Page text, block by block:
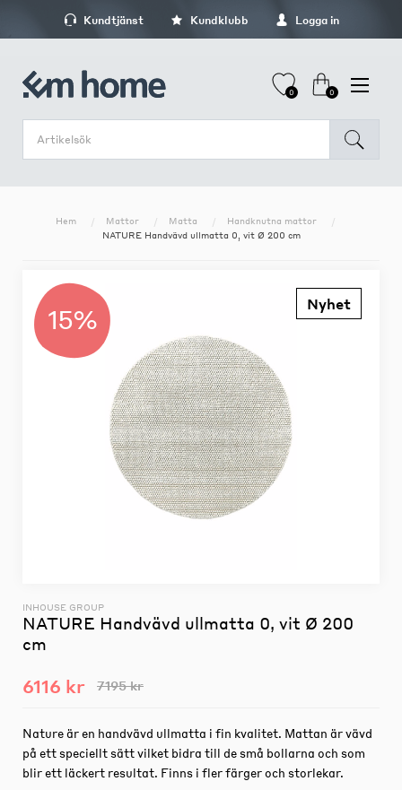
Kundtjänst Kundklubb Logga in
0 0
Hem Mattor Matta
Handknutna mattor
NATURE Handvävd ullmatta 0, vit Ø 200 cm
15% Nyhet
INHOUSE GROUP
NATURE Handvävd ullmatta 0, vit Ø 200
cm
6116 kr 7195 kr
Nature är en handvävd ullmatta i fin kvalitet. Mattan är vävd
på ett speciellt sätt vilket bidra till de små bollarna och som
blir ett läckert resultat. Finns i fler färger och storlekar.